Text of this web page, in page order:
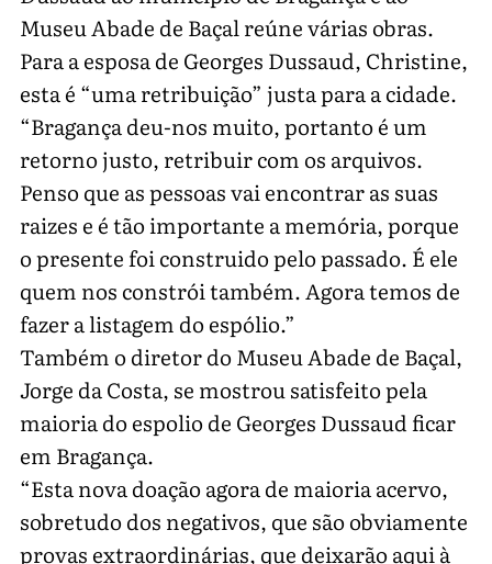
Museu Abade de Baçal reúne várias obras.
Para a esposa de Georges Dussaud, Christine,
esta é “uma retribuição” justa para a cidade.
“Bragança deu-nos muito, portanto é um
retorno justo, retribuir com os arquivos.
Penso que as pessoas vai encontrar as suas
raizes e é tão importante a memória, porque
o presente foi construido pelo passado. É ele
quem nos constrói também. Agora temos de
fazer a listagem do espólio.”
Também o diretor do Museu Abade de Baçal,
Jorge da Costa, se mostrou satisfeito pela
maioria do espolio de Georges Dussaud ficar
em Bragança.
“Esta nova doação agora de maioria acervo,
sobretudo dos negativos, que são obviamente
provas extraordinárias, que deixarão aqui à